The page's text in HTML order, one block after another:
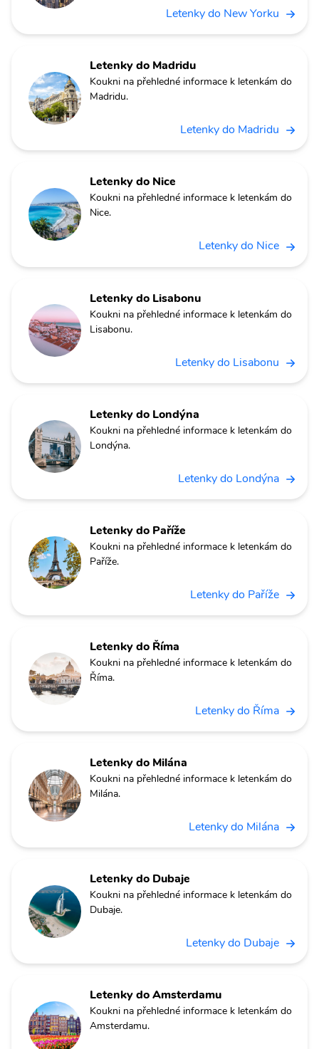
Letenky do New Yorku
Letenky do Madridu
Koukni na přehledné informace k letenkám do
Madridu.
Letenky do Madridu
Letenky do Nice
Koukni na přehledné informace k letenkám do
Nice.
Letenky do Nice
Letenky do Lisabonu
Koukni na přehledné informace k letenkám do
Lisabonu.
Letenky do Lisabonu
Letenky do Londýna
Koukni na přehledné informace k letenkám do
Londýna.
Letenky do Londýna
Letenky do Paříže
Koukni na přehledné informace k letenkám do
Paříže.
Letenky do Paříže
Letenky do Říma
Koukni na přehledné informace k letenkám do
Říma.
Letenky do Říma
Letenky do Milána
Koukni na přehledné informace k letenkám do
Milána.
Letenky do Milána
Letenky do Dubaje
Koukni na přehledné informace k letenkám do
Dubaje.
Letenky do Dubaje
Letenky do Amsterdamu
Koukni na přehledné informace k letenkám do
Amsterdamu.